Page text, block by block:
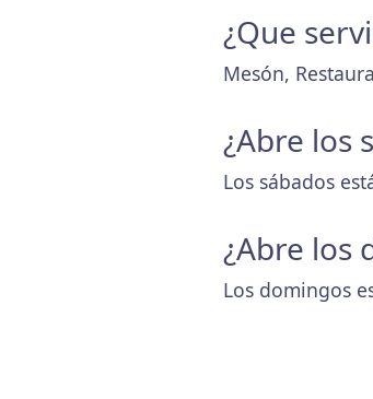
¿Que
Mesón,
¿Abre los
Los sábados
¿Abre los
Los domingos